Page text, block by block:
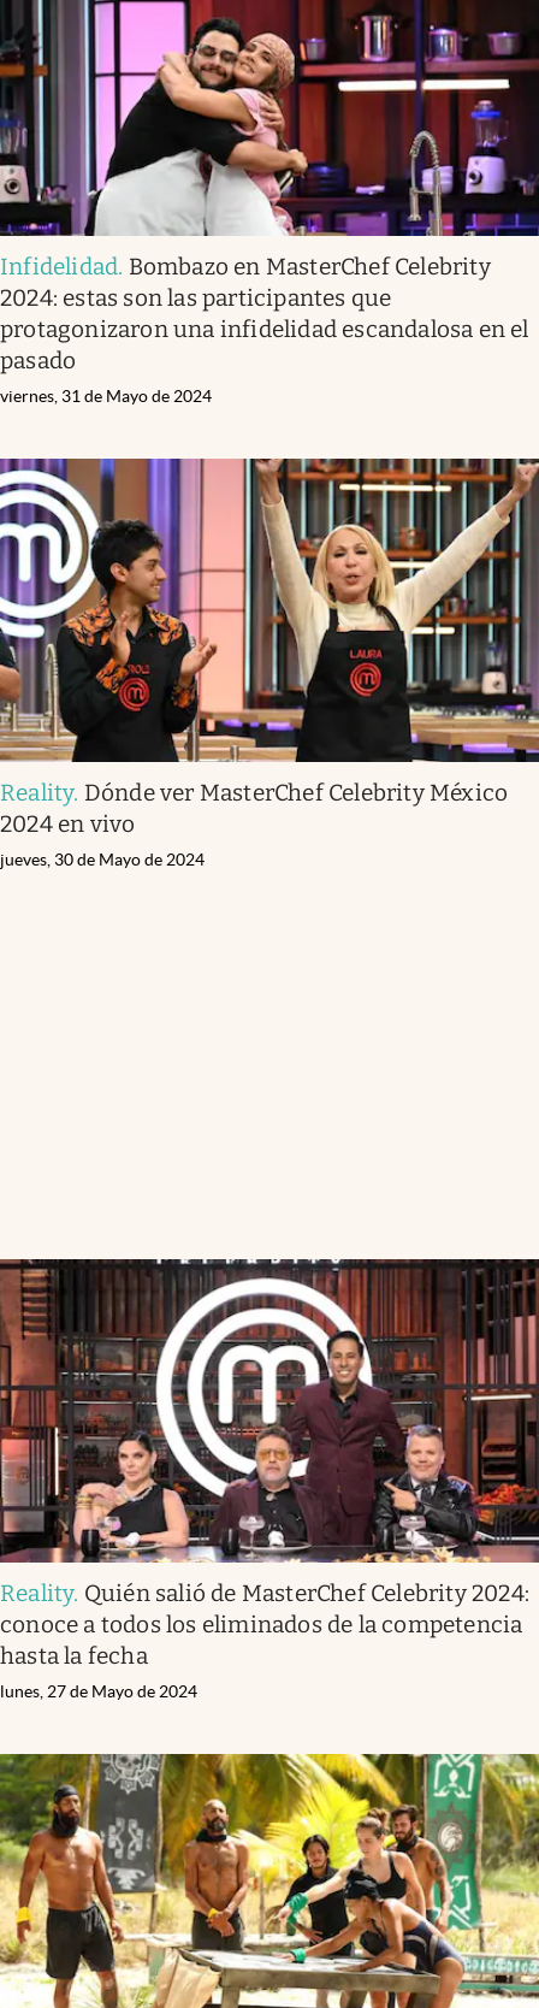
Infidelidad. Bombazo en MasterChef Celebrity
2024: estas son las participantes que
protagonizaron una infidelidad escandalosa en el
pasado
viernes, 31 de Mayo de 2024
Reality. Dónde ver MasterChef Celebrity México
2024 en vivo
jueves, 30 de Mayo de 2024
Reality. Quién salió de MasterChef Celebrity 2024:
conoce a todos los eliminados de la competencia
hasta la fecha
lunes, 27 de Mayo de 2024